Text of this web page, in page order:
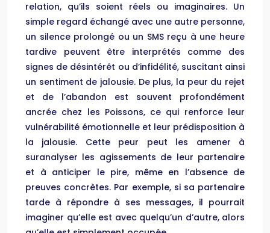
relation, qu’ils soient réels ou imaginaires. Un
simple regard échangé avec une autre personne,
un silence prolongé ou un SMS reçu à une heure
tardive peuvent être interprétés comme des
signes de désintérêt ou d’infidélité, suscitant ainsi
un sentiment de jalousie. De plus, la peur du rejet
et de l’abandon est souvent profondément
ancrée chez les Poissons, ce qui renforce leur
vulnérabilité émotionnelle et leur prédisposition à
la jalousie. Cette peur peut les amener à
suranalyser les agissements de leur partenaire
et à anticiper le pire, même en l’absence de
preuves concrètes. Par exemple, si sa partenaire
tarde à répondre à ses messages, il pourrait
imaginer qu’elle est avec quelqu’un d’autre, alors